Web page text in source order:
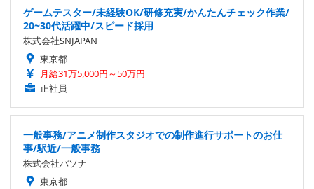
ゲームテスター/未経験OK/研修充実/かんたんチェック作業/
20~30代活躍中/スピード採用
株式会社SNJAPAN
東京都
月給31万5,000円～50万円
正社員
一般事務/アニメ制作スタジオでの制作進行サポートのお仕
事/駅近/一般事務
株式会社パソナ
東京都